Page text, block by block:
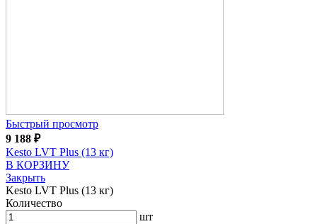
Быстрый просмотр
9 188 ₽
Kesto LVT Plus (13 кг)
В КОРЗИНУ
Закрыть
Kesto LVT Plus (13 кг)
Количество
шт